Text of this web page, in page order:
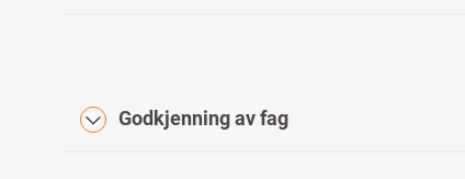
Godkjenning av fag